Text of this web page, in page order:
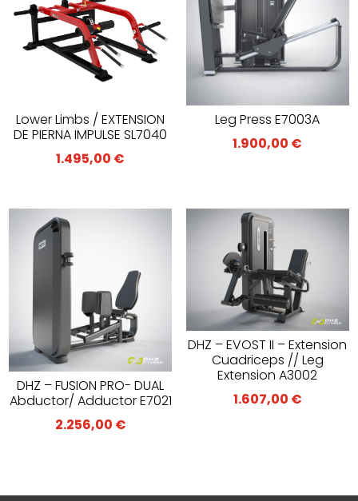
Lower Limbs / EXTENSION
DE PIERNA IMPULSE SL7040
1.495,00 €
Leg Press E7003A
1.900,00 €
DHZ – FUSION PRO- DUAL
Abductor/ Adductor E7021
2.256,00 €
DHZ – EVOST II – Extension
Cuadriceps // Leg
Extension A3002
1.607,00 €